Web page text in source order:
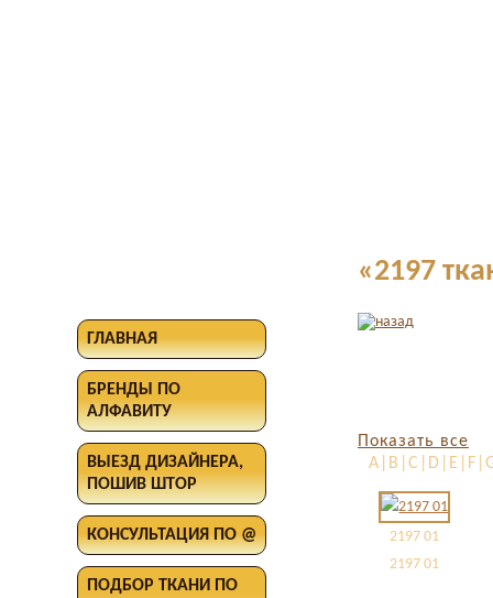
ГЛАВНАЯ
БРЕНДЫ ПО
АЛФАВИТУ
ВЫЕЗД ДИЗАЙНЕРА,
ПОШИВ ШТОР
КОНСУЛЬТАЦИЯ ПО @
ПОДБОР ТКАНИ ПО
«2197
Показать все
2197 01
2197 01